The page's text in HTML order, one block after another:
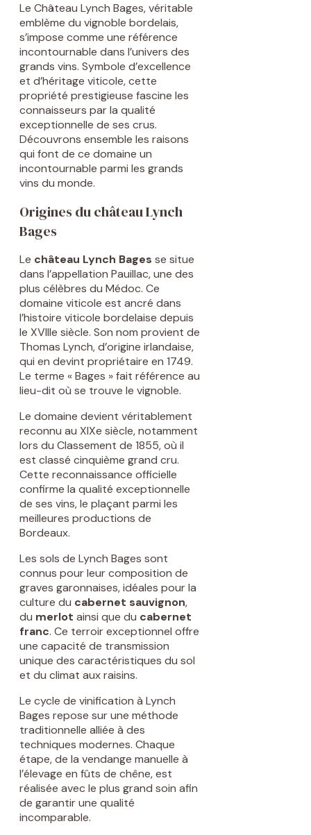
Le Château Lynch Bages, véritable
emblème du vignoble bordelais,
s’impose comme une référence
incontournable dans l’univers des
grands vins. Symbole d’excellence
et d’héritage viticole, cette
propriété prestigieuse fascine les
connaisseurs par la qualité
exceptionnelle de ses crus.
Découvrons ensemble les raisons
qui font de ce domaine un
incontournable parmi les grands
vins du monde.
Origines du château Lynch
Bages
Le château Lynch Bages se situe
dans l’appellation Pauillac, une des
plus célèbres du Médoc. Ce
domaine viticole est ancré dans
l’histoire viticole bordelaise depuis
le XVIIIe siècle. Son nom provient de
Thomas Lynch, d’origine irlandaise,
qui en devint propriétaire en 1749.
Le terme « Bages » fait référence au
lieu-dit où se trouve le vignoble.
Le domaine devient véritablement
reconnu au XIXe siècle, notamment
lors du Classement de 1855, où il
est classé cinquième grand cru.
Cette reconnaissance officielle
confirme la qualité exceptionnelle
de ses vins, le plaçant parmi les
meilleures productions de
Bordeaux.
Les sols de Lynch Bages sont
connus pour leur composition de
graves garonnaises, idéales pour la
culture du cabernet sauvignon,
du merlot ainsi que du cabernet
franc. Ce terroir exceptionnel offre
une capacité de transmission
unique des caractéristiques du sol
et du climat aux raisins.
Le cycle de vinification à Lynch
Bages repose sur une méthode
traditionnelle alliée à des
techniques modernes. Chaque
étape, de la vendange manuelle à
l’élevage en fûts de chêne, est
réalisée avec le plus grand soin afin
de garantir une qualité
incomparable.